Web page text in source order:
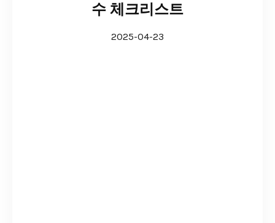
수 체크리스트
2025-04-23